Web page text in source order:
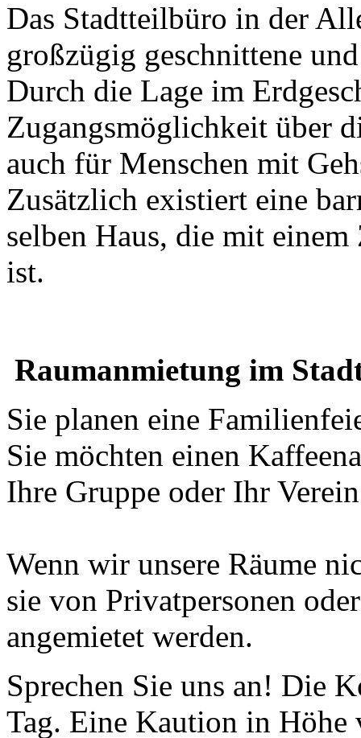
Das Stadtteilbüro in der
großzügig geschnittene
Durch die Lage im
Zugangsmöglichkeit über
auch für Menschen mit
Zusätzlich existiert eine
selben Haus, die mit
ist.
Raumanmietung im
Sie planen eine
Sie möchten einen
Ihre Gruppe oder Ihr
Wenn wir unsere Räume
sie von Privatpersonen
angemietet werden.
Sprechen Sie uns an! Die
Tag. Eine Kaution in Höhe